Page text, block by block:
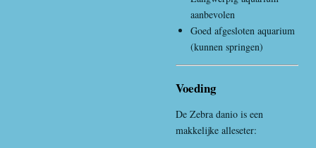
aanbevolen
Goed afgesloten aquarium
(kunnen springen)
Voeding
De Zebra danio is een
makkelijke alleseter: